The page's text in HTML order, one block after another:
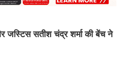
जस्टिस सतीश चंद्र शर्मा की बेंच ने